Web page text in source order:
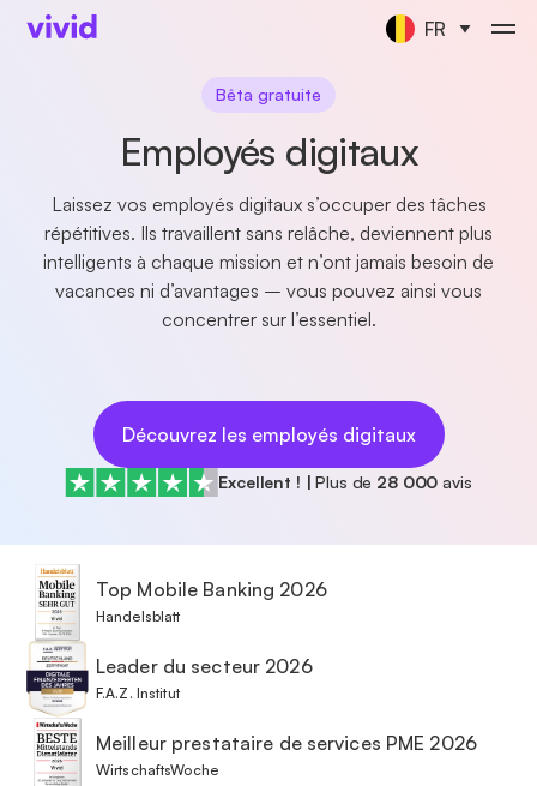
FR
Bêta gratuite
Employés digitaux
Laissez vos employés digitaux s’occuper des tâches
répétitives. Ils travaillent sans relâche, deviennent plus
intelligents à chaque mission et n’ont jamais besoin de
vacances ni d’avantages – vous pouvez ainsi vous
concentrer sur l’essentiel.
Découvrez les employés digitaux
Excellent ! |Plus de 28 000 avis
Top Mobile Banking 2026
Handelsblatt
Leader du secteur 2026
F.A.Z. Institut
Meilleur prestataire de services PME 2026
WirtschaftsWoche